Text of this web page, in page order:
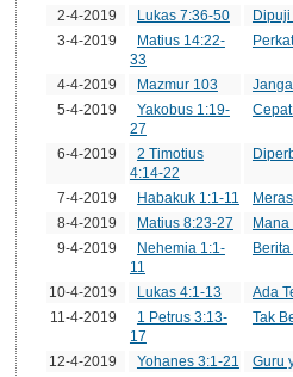
2-4-2019
Lukas 7:36-50
Dipuji
3-4-2019
Matius 14:22-
33
4-4-2019 Mazmur 103
5-4-2019
Yakobus 1:19-
27
6-4-2019
2 Timotius
4:14-22
7-4-2019 Habakuk 1:1-11
8-4-2019
Matius 8:23-27
9-4-2019
Nehemia 1:1-
11
10-4-2019 Lukas 4:1-13
Ada
11-4-2019
1 Petrus 3:13-
17
Tak
12-4-2019 Yohanes 3:1-21
Guru